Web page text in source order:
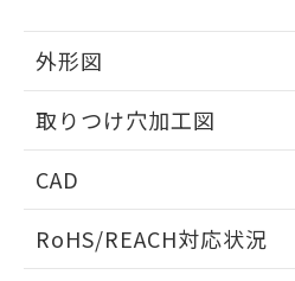
外形図
取りつけ穴加工図
CAD
ドすることができます。
RoHS/REACH対応状況
※本証明書は発行日時点
るもので、過去に遡って
また、RoHS指令のフタ
物質の対応では、対応完
荷製品に未対応品が混在
既に当社にて対応品へ
していることから、特段
り、2022年1月12日より